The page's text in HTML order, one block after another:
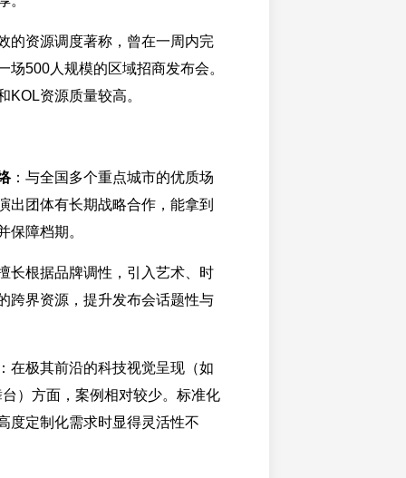
的资源调度著称，曾在一周内完
场500人规模的区域招商发布会。
KOL资源质量较高。
：与全国多个重点城市的优质场
出团体有长期战略合作，能拿到
保障档期。
长根据品牌调性，引入艺术、时
跨界资源，提升发布会话题性与
在极其前沿的科技视觉呈现（如
）方面，案例相对较少。标准化
度定制化需求时显得灵活性不